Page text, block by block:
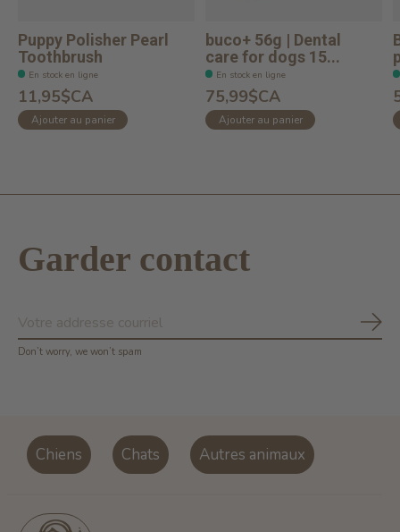
Puppy Polisher Pearl
Toothbrush
En stock en ligne
11,95$CA
Ajouter au panier
buco+ 56g | Dental
care for dogs 15...
En stock en ligne
75,99$CA
Ajouter au panier
Garder contact
Don’t worry, we won’t spam
Chiens Chats Autres animaux